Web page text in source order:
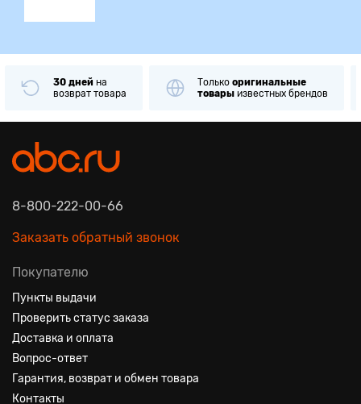
30 дней на
возврат товара
Только оригинальные
товары известных брендов
8-800-222-00-66
Заказать обратный звонок
Покупателю
Пункты выдачи
Проверить статус заказа
Доставка и оплата
Вопрос-ответ
Гарантия, возврат и обмен товара
Контакты